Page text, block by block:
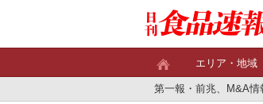
エリア・地域
第一報・前兆、M&A情